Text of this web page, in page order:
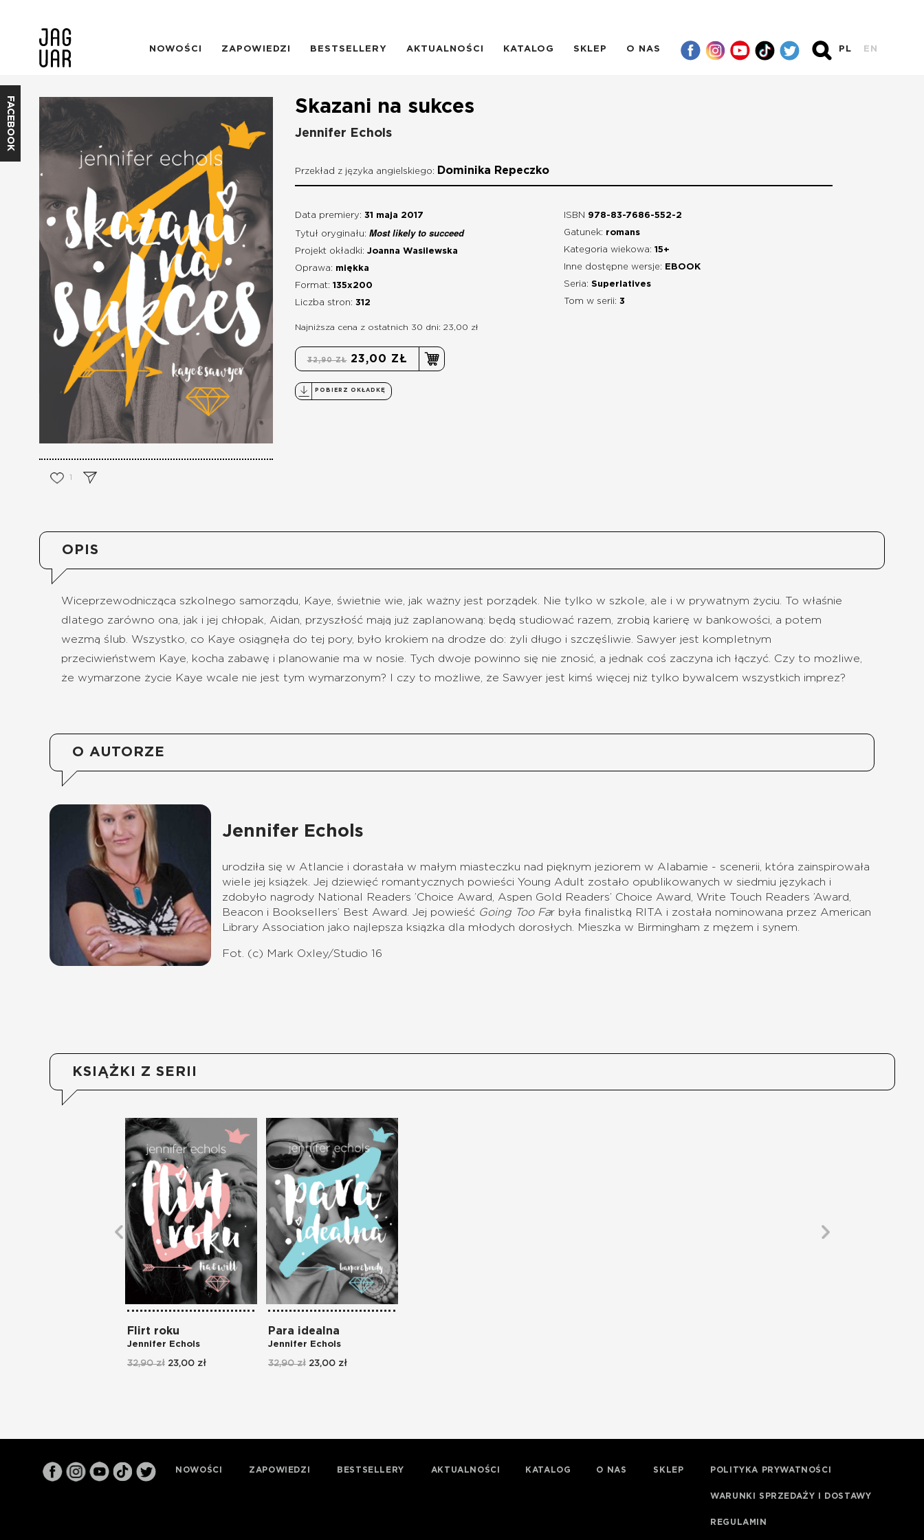
NOWOŚCI ZAPOWIEDZI BESTSELLERY AKTUALNOŚCI KATALOG SKLEP O NAS PL EN
FACEBOOK
1
Skazani na sukces
Jennifer Echols
Przekład z języka angielskiego: Dominika Repeczko
Data premiery: 31 maja 2017
Tytuł oryginału: Most likely to succeed
Projekt okładki: Joanna Wasilewska
Oprawa: miękka
Format: 135x200
Liczba stron: 312
ISBN 978-83-7686-552-2
Gatunek: romans
Kategoria wiekowa: 15+
Inne dostępne wersje:
EBOOK
Seria: Superlatives
Tom w serii: 3
Najniższa cena z ostatnich 30 dni: 23,00 zł
32,90 ZŁ 23,00 ZŁ
POBIERZ OKŁADKĘ
OPIS
Wiceprzewodnicząca szkolnego samorządu, Kaye, świetnie wie, jak ważny jest porządek. Nie tylko w szkole, ale i w prywatnym życiu. To właśnie
dlatego zarówno ona, jak i jej chłopak, Aidan, przyszłość mają już zaplanowaną: będą studiować razem, zrobią karierę w bankowości, a potem
wezmą ślub. Wszystko, co Kaye osiągnęła do tej pory, było krokiem na drodze do: żyli długo i szczęśliwie. Sawyer jest kompletnym
przeciwieństwem Kaye, kocha zabawę i planowanie ma w nosie. Tych dwoje powinno się nie znosić, a jednak coś zaczyna ich łączyć. Czy to możliwe,
że wymarzone życie Kaye wcale nie jest tym wymarzonym? I czy to możliwe, że Sawyer jest kimś więcej niż tylko bywalcem wszystkich imprez?
O AUTORZE
Jennifer Echols
urodziła się w Atlancie i dorastała w małym miasteczku nad pięknym jeziorem w Alabamie - scenerii, która zainspirowała
wiele jej książek. Jej dziewięć romantycznych powieści Young Adult zostało opublikowanych w siedmiu językach i
zdobyło nagrody National Readers ’Choice Award, Aspen Gold Readers’ Choice Award, Write Touch Readers ’Award,
Beacon i Booksellers’ Best Award.
Jej powieść Going Too Far była finalistką RITA i została nominowana przez American
Library Association jako najlepsza książka dla młodych dorosłych.
Mieszka w Birmingham z mężem i synem.
Fot. (c) Mark Oxley/Studio 16
KSIĄŻKI Z SERII
Flirt roku
Jennifer Echols
32,90 zł 23,00 zł
Para idealna
Jennifer Echols
32,90 zł 23,00 zł
NOWOŚCI ZAPOWIEDZI BESTSELLERY AKTUALNOŚCI KATALOG O NAS SKLEP POLITYKA PRYWATNOŚCI
WARUNKI SPRZEDAŻY I DOSTAWY
REGULAMIN